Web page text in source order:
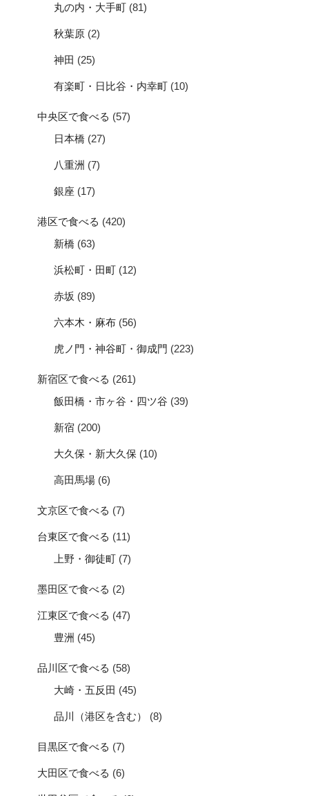
丸の内・大手町 (81)
秋葉原 (2)
神田 (25)
有楽町・日比谷・内幸町 (10)
中央区で食べる (57)
日本橋 (27)
八重洲 (7)
銀座 (17)
港区で食べる (420)
新橋 (63)
浜松町・田町 (12)
赤坂 (89)
六本木・麻布 (56)
虎ノ門・神谷町・御成門 (223)
新宿区で食べる (261)
飯田橋・市ヶ谷・四ツ谷 (39)
新宿 (200)
大久保・新大久保 (10)
高田馬場 (6)
文京区で食べる (7)
台東区で食べる (11)
上野・御徒町 (7)
墨田区で食べる (2)
江東区で食べる (47)
豊洲 (45)
品川区で食べる (58)
大崎・五反田 (45)
品川（港区を含む） (8)
目黒区で食べる (7)
大田区で食べる (6)